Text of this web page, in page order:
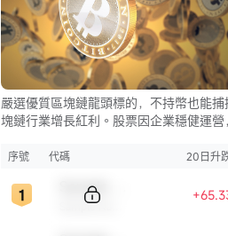
嚴選優質區塊鏈龍頭標的，不持幣也能捕
塊鏈行業增長紅利。股票因企業穩健運營
資兼具安全與收益。
序號 代碼 20日升